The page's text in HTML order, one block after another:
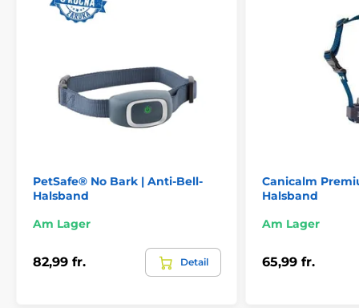
Bitte beachten Sie: Das Bild dient nur zur
Technische Spezifikationen können ohne vorherige
Ankündigung geändert werden. Die Bilder dienen nur
zur Illustration.
Halsbänder gegen Bellen
Ton Tauchbar
PetSafe® No Bark | Anti-Bell-
Halsband
Am Lager
82,99 fr. Detail
Canicalm
Halsband
Am Lager
65,99 fr.